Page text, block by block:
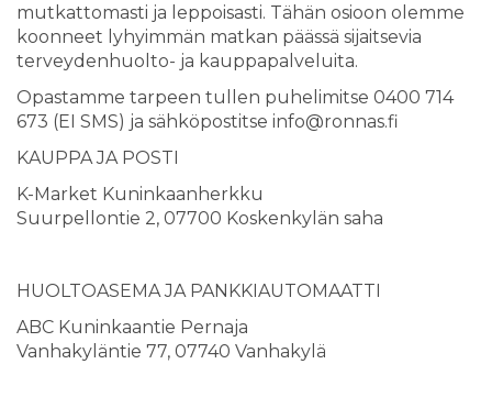
mutkattomasti ja leppoisasti. Tähän osioon olemme
koonneet lyhyimmän matkan päässä sijaitsevia
terveydenhuolto- ja kauppapalveluita.
Opastamme tarpeen tullen puhelimitse 0400 714
673 (EI SMS) ja sähköpostitse info@ronnas.fi
KAUPPA JA POSTI
K-Market Kuninkaanherkku
Suurpellontie 2, 07700 Koskenkylän saha
HUOLTOASEMA JA PANKKIAUTOMAATTI
ABC Kuninkaantie Pernaja
Vanhakyläntie 77, 07740 Vanhakylä